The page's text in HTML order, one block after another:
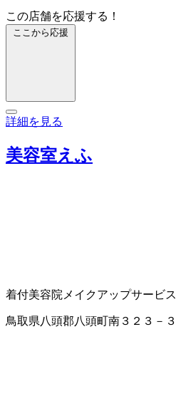
この店舗を応援する！
ここから応援
詳細を見る
美容室えふ
着付美容院 メイクアップサービス
鳥取県八頭郡八頭町南３２３－３